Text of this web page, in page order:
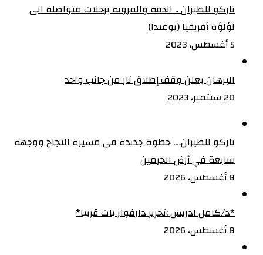
تاركو للطيران .. الدقة والمرونة برحلات متواصلة الى
لؤلؤة أفريقيا (يوغندا)
5 أغسطس، 2023
البرهان يعلن وقف إطلاق نار من جانب واحد
20 سبتمبر، 2023
تاركو للطيران…. خطوة جديدة في مسيرة النجاح ووجهه
سابعة في أرض الحرمين
8 أغسطس، 2026
‏*د/كامل ادريس :تحرير دارفوار بات قريبا*
8 أغسطس، 2026